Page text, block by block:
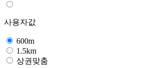
사용자값
600m
1.5km
상권맞춤